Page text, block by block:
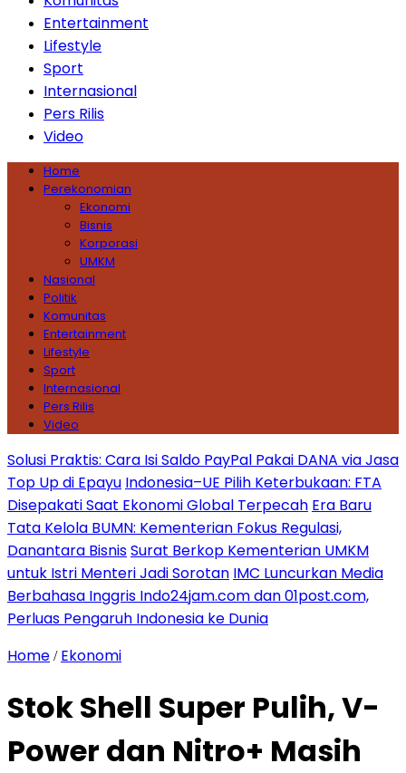
Entertainment
Lifestyle
Sport
Internasional
Pers Rilis
Video
Home
Perekonomian
Ekonomi
Bisnis
Korporasi
UMKM
Nasional
Politik
Komunitas
Entertainment
Lifestyle
Sport
Internasional
Pers Rilis
Video
Solusi Praktis: Cara Isi Saldo PayPal Pakai DANA via Jasa
Top Up di Epayu Indonesia–UE Pilih Keterbukaan: FTA
Disepakati Saat Ekonomi Global Terpecah Era Baru
Tata Kelola BUMN: Kementerian Fokus Regulasi,
Danantara BisnisSurat Berkop Kementerian UMKM
untuk Istri Menteri Jadi Sorotan IMC Luncurkan Media
Berbahasa Inggris Indo24jam.com dan 01post.com,
Perluas Pengaruh Indonesia ke Dunia
Home / Ekonomi
Stok Shell Super Pulih, V-
Power dan Nitro+ Masih